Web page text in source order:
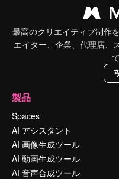
最高のクリエイティブ制作
エイター、企業、代理店、
製品
Spaces
AI アシスタント
AI 画像生成ツール
AI 動画生成ツール
AI 音声合成ツール